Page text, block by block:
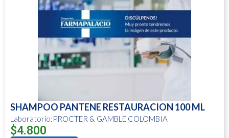
SHAMPOO PANTENE RESTAURACION 100 ML
Laboratorio:PROCTER & GAMBLE COLOMBIA
$4.800